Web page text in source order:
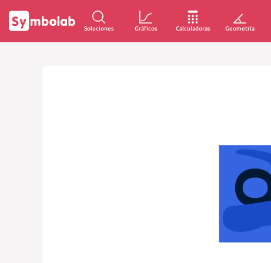
Soluciones Gráficos Calculadoras Geometría